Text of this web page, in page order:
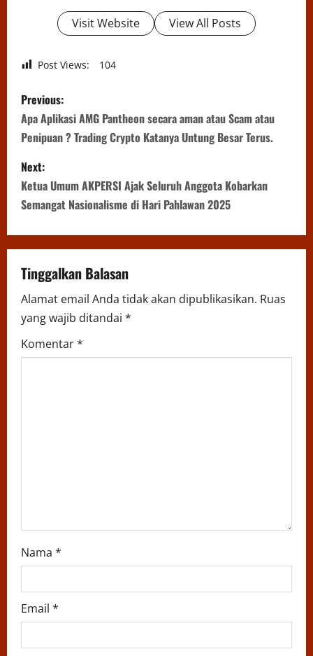
Visit Website View All Posts
Post Views: 104
P
o
s
t
n
a
v
i
g
a
Previous:
Apa Aplikasi AMG Pantheon secara aman atau Scam atau
Penipuan ? Trading Crypto Katanya Untung Besar Terus.
Next:
Ketua Umum AKPERSI Ajak Seluruh Anggota Kobarkan
Semangat Nasionalisme di Hari Pahlawan 2025
Tinggalkan Balasan
Alamat email Anda tidak akan dipublikasikan. Ruas
yang wajib ditandai *
Komentar*
Nama *
Email *